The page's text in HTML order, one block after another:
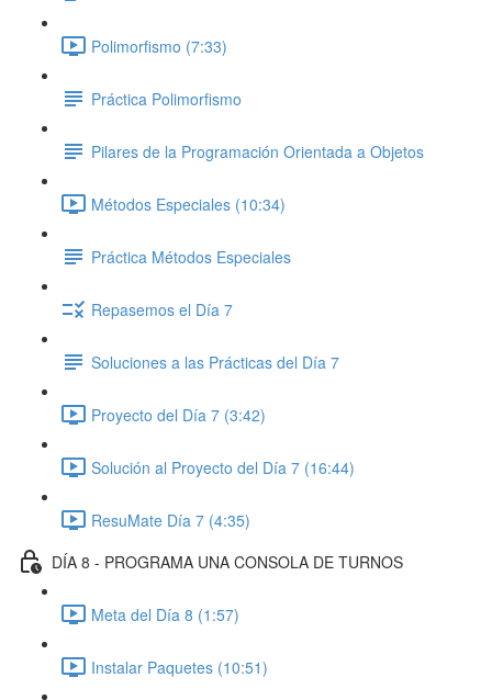
Polimorfismo (7:33)
Práctica Polimorfismo
Pilares de la Programación Orientada a Objetos
Métodos Especiales (10:34)
Práctica Métodos Especiales
Repasemos el Día 7
Soluciones a las Prácticas del Día 7
Proyecto del Día 7 (3:42)
Solución al Proyecto del Día 7 (16:44)
ResuMate Día 7 (4:35)
DÍA 8 - PROGRAMA UNA CONSOLA DE TURNOS
Meta del Día 8 (1:57)
Instalar Paquetes (10:51)